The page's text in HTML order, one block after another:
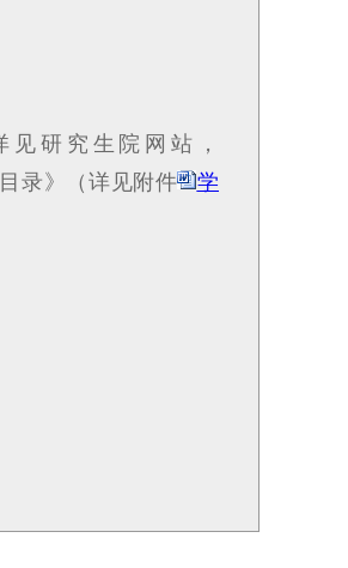
研究生院网站，
录》（详见附件
学